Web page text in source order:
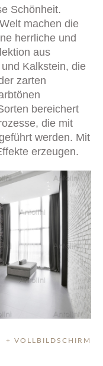
Schönheit.
machen die
herrliche und
aus
Kalkstein, die
zarten
bereichert
die mit
werden. Mit
erzeugen.
+ VOLLBILDSCHIRM